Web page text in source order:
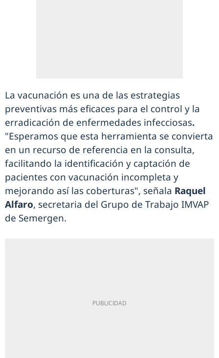
La vacunación es una de las estrategias
preventivas más eficaces para el control y la
erradicación de enfermedades infecciosas.
"Esperamos que esta herramienta se convierta
en un recurso de referencia en la consulta,
facilitando la identificación y captación de
pacientes con vacunación incompleta y
mejorando así las coberturas", señala Raquel
Alfaro, secretaria del Grupo de Trabajo IMVAP
de Semergen.